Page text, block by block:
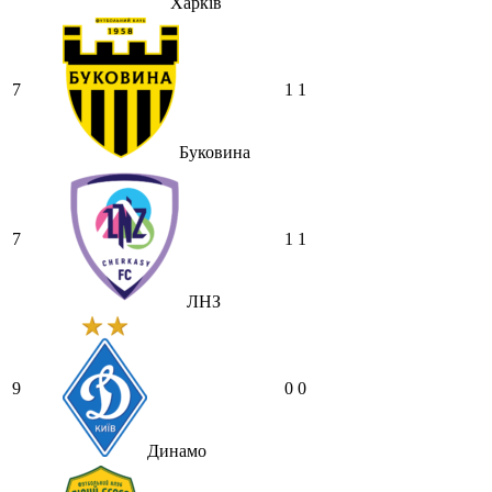
Трансфери такі шо слів
нема....все йде до чергового провалу
Hatsyk: Makiavelli, вітаємо на сайті.
Вірю що чат і сайт загалом буде ще
активніший з часом)
Та Кузик ще ок, а
Мельниченко я думаю це для
перспективи, хз хз
На завтра планують
трансляцію товарняка з Минаєм
https://www.youtube.com/live/Qb1ebGeOfZ8?
si=GU46Q4zlJQd2L-W8
А ще на сайті триває
опитування)
SVAT :Hatsyk А як зробити
посилання?
В чаті? У вікні URL
вставляєш лінк на свій профіль)
7
Буковина
1 1
7
ЛНЗ
1 1
9
Динамо
0 0